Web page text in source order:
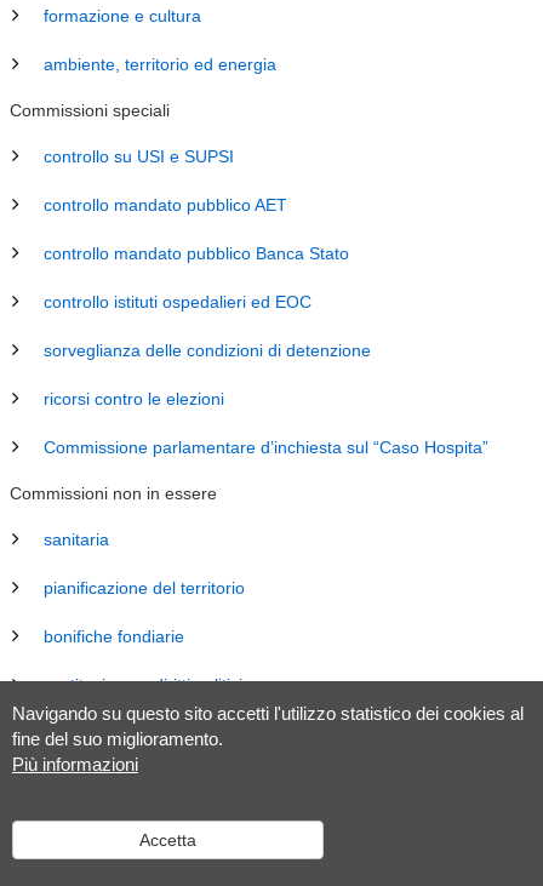
Navigando su questo sito accetti l'utilizzo statistico dei cookies al
fine del suo miglioramento.
Più informazioni
Accetta
formazione e cultura
ambiente, territorio ed energia
Commissioni speciali
controllo su USI e SUPSI
controllo mandato pubblico AET
controllo mandato pubblico Banca Stato
controllo istituti ospedalieri ed EOC
sorveglianza delle condizioni di detenzione
ricorsi contro le elezioni
Commissione parlamentare d’inchiesta sul “Caso Hospita”
Commissioni non in essere
sanitaria
pianificazione del territorio
bonifiche fondiarie
costituzione e diritti politici
energia